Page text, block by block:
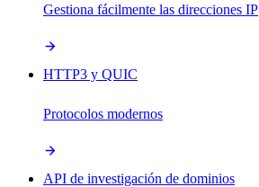
Gestiona fácilmente las direcciones IP
HTTP3 y QUIC
Protocolos modernos
API de investigación de dominios